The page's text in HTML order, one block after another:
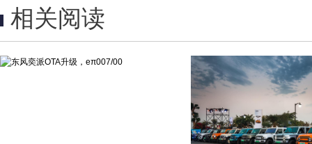
相关阅读